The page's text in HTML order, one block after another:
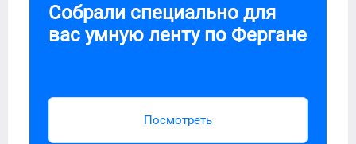
Собрали специально для
вас умную ленту по Фергане
Посмотреть